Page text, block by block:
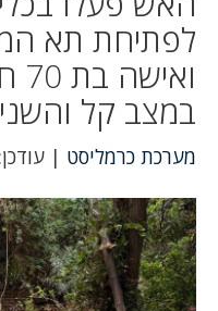
במצב קל
מערכת כרמליסט | עודכן: